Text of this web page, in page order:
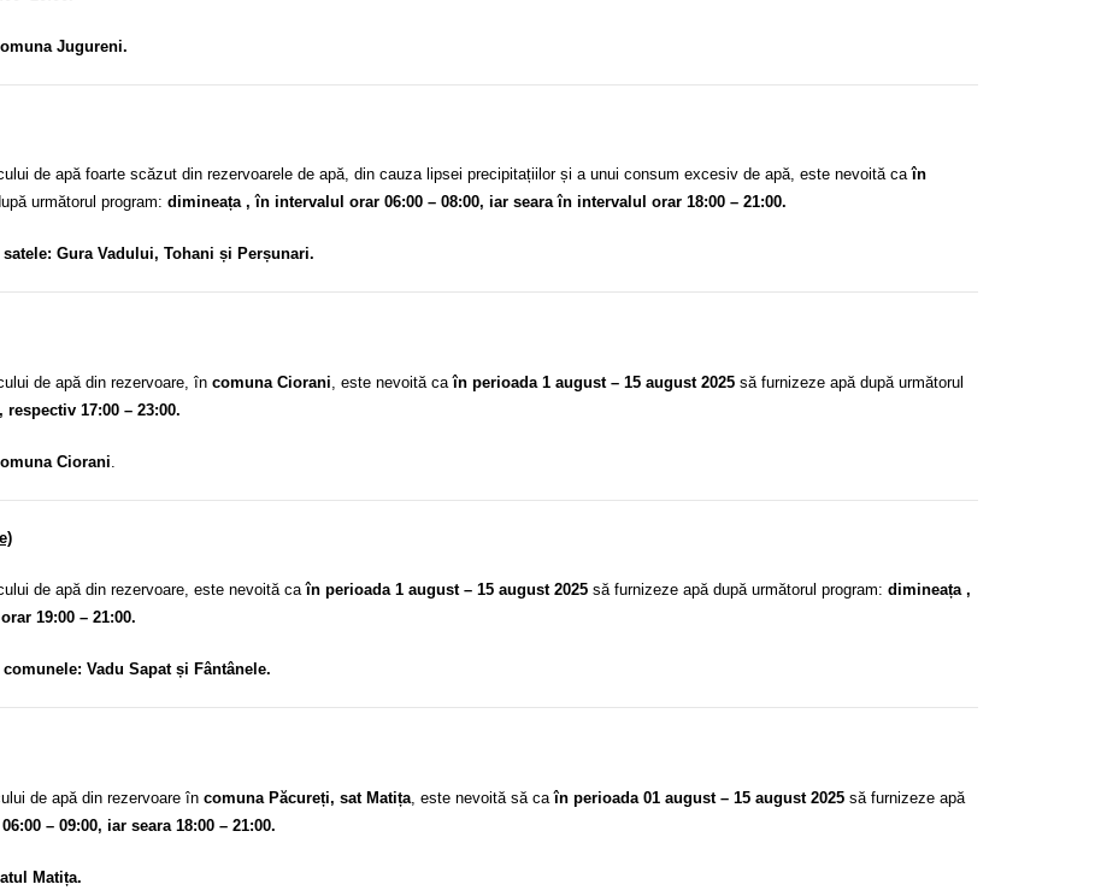
Jugureni.
de apă foarte scăzut din rezervoarele de apă, din cauza lipsei precipitațiilor și a unui consum excesiv de apă, este nevoită caîn
următorul program: dimineața , în intervalul orar 06:00 – 08:00, iar seara în intervalul orar 18:00 – 21:00.
Gura Vadului, Tohani și Perșunari.
de apă din rezervoare, în comuna Ciorani , este nevoită caîn perioada 1 august – 15 august 2025 să furnizeze apă după următorul
17:00 – 23:00.
Ciorani
de apă din rezervoare, este nevoită caîn perioada 1 august – 15 august 2025 să furnizeze apă după următorul program: dimineața ,
19:00 – 21:00.
Vadu Sapat și Fântânele.
de apă din rezervoare în comuna Păcureți, sat Matița , este nevoită să caîn perioada 01 august – 15 august 2025 să furnizeze apă
– 09:00, iar seara 18:00 – 21:00.
Matița.